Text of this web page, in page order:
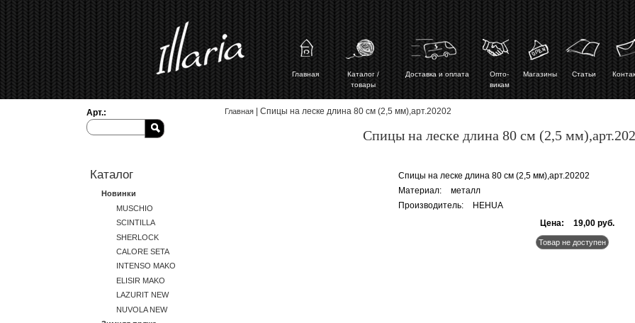
Главная
Каталог /
товары
Доставка и оплата
Опто-
викам
Магазины Статьи
Арт.:
Каталог
Новинки
MUSCHIO
SCINTILLA
SHERLOCK
CALORE SETA
INTENSO MAKO
ELISIR MAKO
LAZURIT NEW
NUVOLA NEW
Вы здесь
Главная | Спицы на леске длина 80 см (2,5 мм),арт.20202
Спицы на леске длина 80 см (2,5
Спицы на леске длина 80 см (2,5 мм),арт.20202
Материал:
металл
Производитель:
HEHUA
Цена:
19,00 руб.